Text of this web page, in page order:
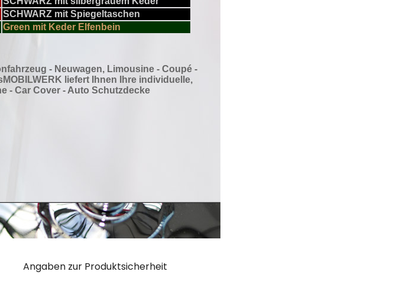
Angaben zur Produktsicherheit